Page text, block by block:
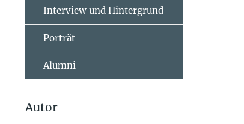
Interview und Hintergrund
Porträt
Alumni
Autor